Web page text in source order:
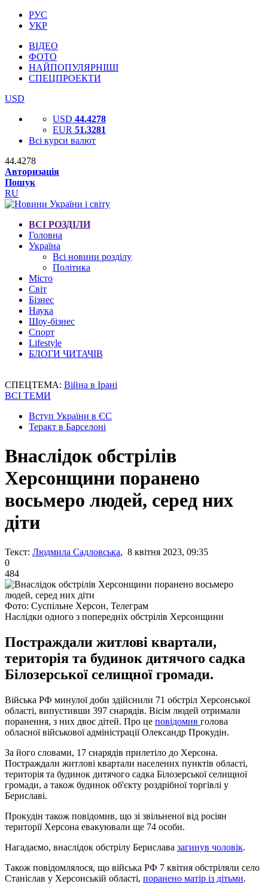
РУС
УКР
ВІДЕО
ФОТО
НАЙПОПУЛЯРНІШІ
СПЕЦПРОЕКТИ
USD
USD 44.4278
EUR 51.3281
Всі курси валют
44.4278
Авторизація
Пошук
RU
ВСІ РОЗДІЛИ
Головна
Україна
Всі новини розділу
Політика
Місто
Світ
Бізнес
Наука
Шоу-бізнес
Спорт
Lifestyle
БЛОГИ ЧИТАЧІВ
СПЕЦТЕМА: Війна в Ірані
ВСІ ТЕМИ
Вступ України в ЄС
Теракт в Барселоні
Внаслідок обстрілів
Херсонщини поранено
восьмеро людей, серед них
діти
Текст: Людмила Садловська, 8 квітня 2023, 09:35
0
484
Фото: Суспільне Херсон, Телеграм
Наслідки одного з попередніх обстрілів Херсонщини
Постраждали житлові квартали,
територія та будинок дитячого садка
Білозерської селищної громади.
Війська РФ минулої доби здійснили 71 обстріл Херсонської
області, випустивши 397 снарядів. Вісім людей отримали
поранення, з них двоє дітей. Про це повідомив голова
обласної військової адміністрації Олександр Прокудін.
За його словами, 17 снарядів прилетіло до Херсона.
Постраждали житлові квартали населених пунктів області,
територія та будинок дитячого садка Білозерської селищної
громади, а також будинок об'єкту роздрібної торгівлі у
Бериславі.
Прокудін також повідомив, що зі звільненої від росіян
території Херсона евакуювали ще 74 особи.
Нагадаємо, внаслідок обстрілу Берислава загинув чоловік.
Також повідомлялося, що війська РФ 7 квітня обстріляли село
Станіслав у Херсонській області, поранено матір із дітьми.